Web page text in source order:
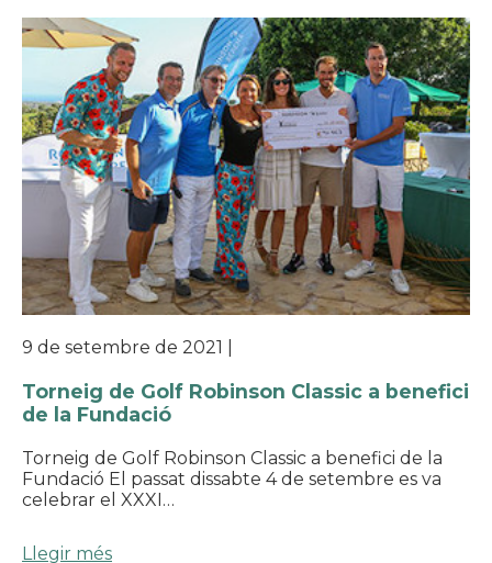
9 de setembre de 2021
Torneig de Golf Robinson Classic a benefici
de la Fundació
Torneig de Golf Robinson Classic a benefici de la
Fundació El passat dissabte 4 de setembre es va
celebrar el XXXI…
Llegir més